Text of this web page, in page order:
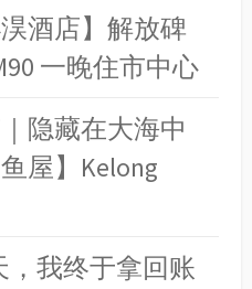
酒店】解放碑
一晚住市中心
隐藏在大海中
屋】Kelong
，我终于拿回账